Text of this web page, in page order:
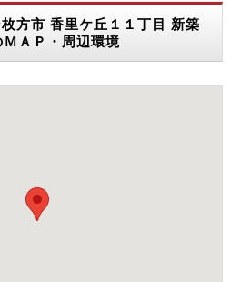
方市 香里ケ丘１１丁目 新築
ＡＰ・周辺環境